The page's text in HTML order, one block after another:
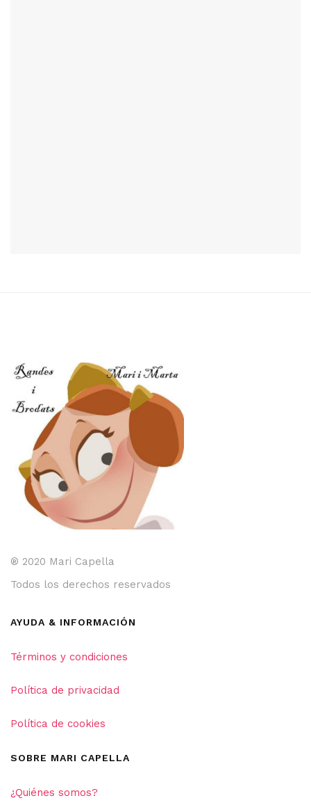
® 2020 Mari Capella
Todos los derechos reservados
AYUDA & INFORMACIÓN
Términos y condiciones
Política de privacidad
Política de cookies
SOBRE MARI CAPELLA
¿Quiénes somos?